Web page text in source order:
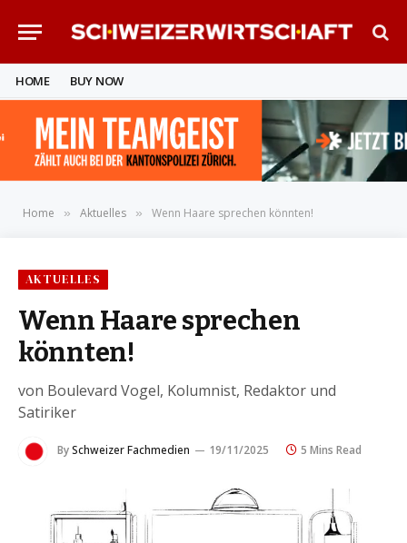
HOME BUY NOW
Home » Aktuelles » Wenn Haare sprechen könnten!
AKTUELLES
Wenn Haare sprechen
könnten!
von Boulevard Vogel, Kolumnist, Redaktor und
Satiriker
BySchweizer Fachmedien 19/11/2025 5 Mins Read